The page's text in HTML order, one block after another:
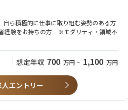
自ら積極的に仕事に取り組む姿勢のある方
経験をお持ちの方 ※モダリティ・領域不
5年以上お持ちの方で、以下を満たす方
する方
験調査経験を有する方
想定年収 700 万円 ~ 1,100 万円
人エントリー